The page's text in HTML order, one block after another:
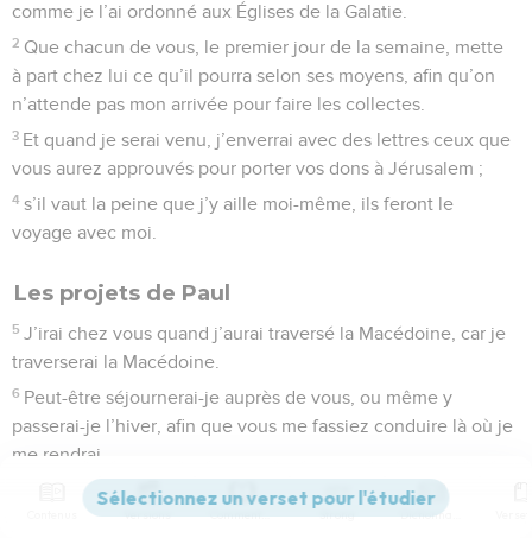
comme je l’ai ordonné aux Églises de la Galatie.
2 Que chacun de vous, le premier jour de la semaine, mette
à part chez lui ce qu’il pourra selon ses moyens, afin qu’on
n’attende pas mon arrivée pour faire les collectes.
3 Et quand je serai venu, j’enverrai avec des lettres ceux que
vous aurez approuvés pour porter vos dons à Jérusalem ;
4 s’il vaut la peine que j’y aille moi-même, ils feront le
voyage avec moi.
Les projets de Paul
5 J’irai chez vous quand j’aurai traversé la Macédoine, car je
traverserai la Macédoine.
6 Peut-être séjournerai-je auprès de vous, ou même y
passerai-je l’hiver, afin que vous me fassiez conduire là où je
me rendrai.
Je ne veux pas cette fois vous voir en passant, mais
j’espère demeurer quelque temps auprès de vous, si le
Versions Commentaires Strong